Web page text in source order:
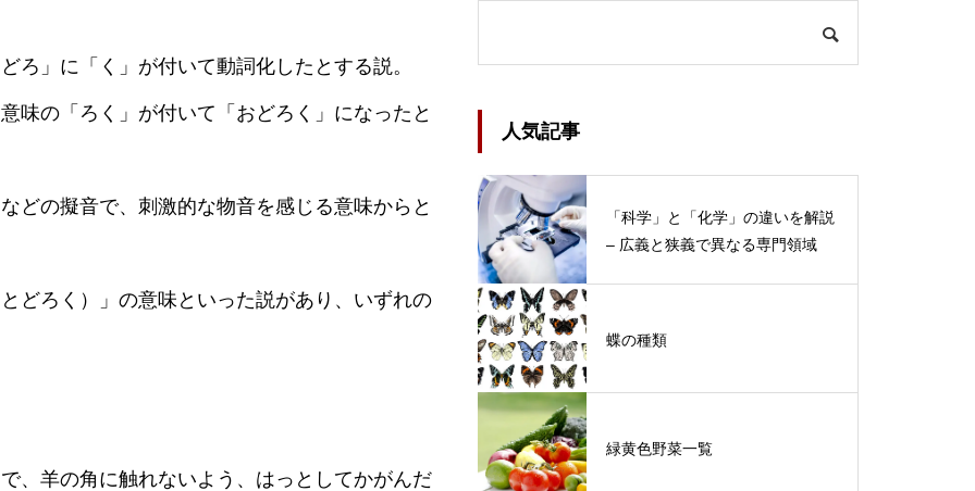
ろ」に「く」が付いて動詞化したとする説。
味の「ろく」が付いて「おどろく」になったと
どの擬音で、刺激的な物音を感じる意味からと
どろく）」の意味といった説があり、いずれの
、羊の角に触れないよう、はっとしてかがんだ
人気記事
「科学」と「化学」の違いを解説
– 広義と狭義で異なる専門領域
蝶の種類
緑黄色野菜一覧